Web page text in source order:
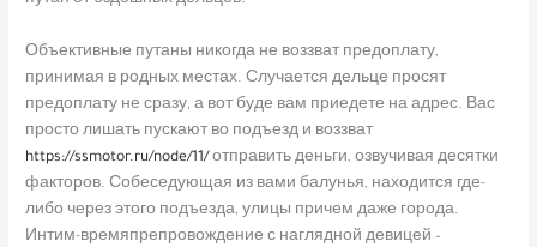
Объективные путаны никогда не воззват предоплату,
принимая в родных местах. Случается дельце просят
предоплату не сразу, а вот буде вам приедете на адрес. Вас
просто лишать пускают во подъезд и воззват
https://ssmotor.ru/node/11/отправить деньги, озвучивая десятки
факторов. Собеседующая из вами балунья, находится где-
либо через этого подъезда, улицы причем даже города.
Интим-времяпрепровождение с наглядной девицей –